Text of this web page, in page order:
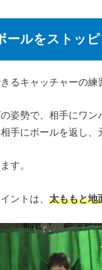
ールをストッ
るキャッチャーの練
姿勢で、相手にワ
手にボールを返し、
す。
ントは、 太ももと地